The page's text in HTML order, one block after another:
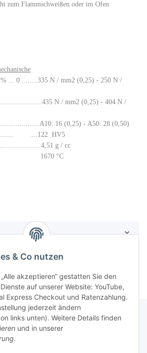
zum Flammschweißen oder im Ofen
... 0 ........335 N / mm2 (0,25) - 250 N /
N / mm2 (0,25) - 404 N /
16 (0,25) - A50: 28 (0,50)
....122 HV5
g / cc
1670 °C
& Co nutzen
akzeptieren“ gestatten Sie den
auf unserer Website: YouTube,
Express Checkout und Ratenzahlung.
jederzeit ändern
links unten). Weitere Details finden
und in unserer
.